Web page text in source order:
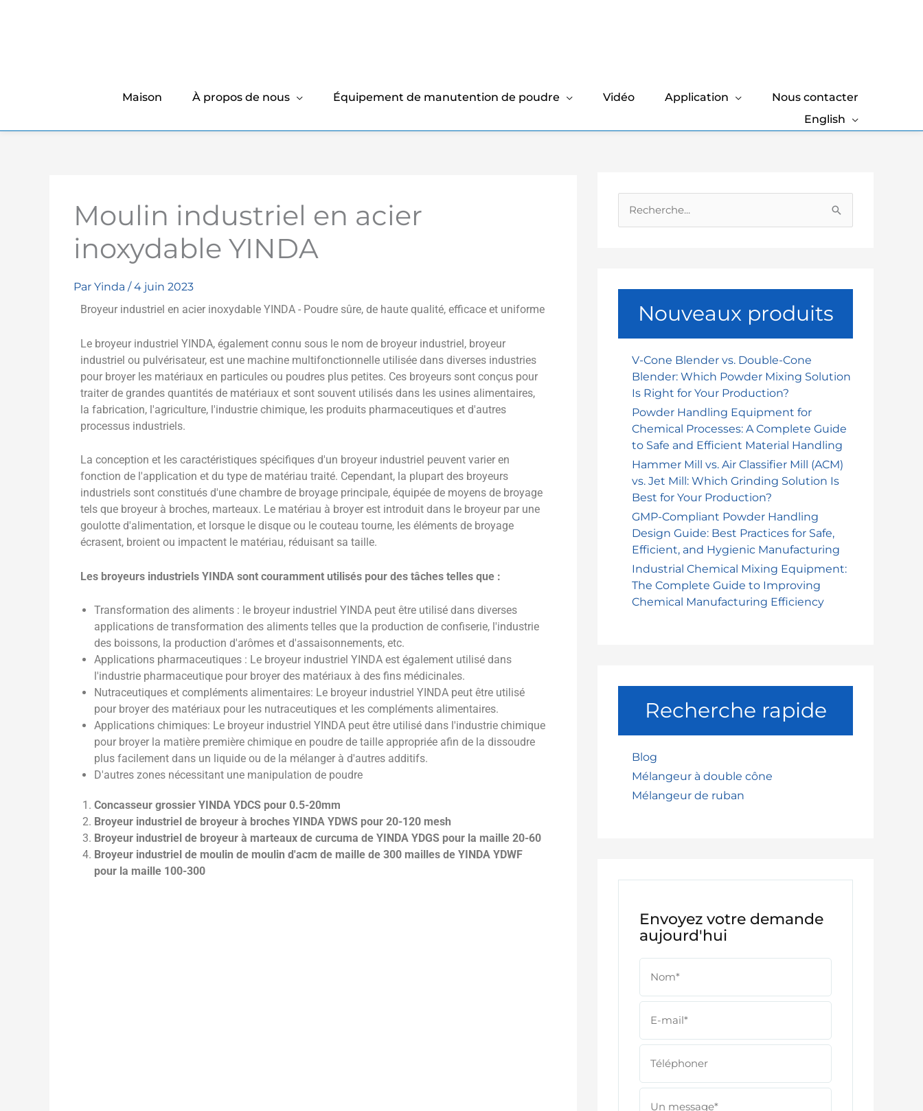
Maison À propos de nous Équipement de manutention de poudre Vidéo Application
Nous contacter
English
Moulin industriel en acier
inoxydable YINDA
Par Yinda /4 juin 2023
Broyeur industriel en acier inoxydable YINDA - Poudre sûre, de haute qualité, efficace et uniforme
Le broyeur industriel YINDA, également connu sous le nom de broyeur industriel, broyeur
industriel ou pulvérisateur, est une machine multifonctionnelle utilisée dans diverses industries
pour broyer les matériaux en particules ou poudres plus petites. Ces broyeurs sont conçus pour
traiter de grandes quantités de matériaux et sont souvent utilisés dans les usines alimentaires,
la fabrication, l'agriculture, l'industrie chimique, les produits pharmaceutiques et d'autres
processus industriels.
La conception et les caractéristiques spécifiques d'un broyeur industriel peuvent varier en
fonction de l'application et du type de matériau traité. Cependant, la plupart des broyeurs
industriels sont constitués d'une chambre de broyage principale, équipée de moyens de broyage
tels que broyeur à broches, marteaux. Le matériau à broyer est introduit dans le broyeur par une
goulotte d'alimentation, et lorsque le disque ou le couteau tourne, les éléments de broyage
écrasent, broient ou impactent le matériau, réduisant sa taille.
Les broyeurs industriels YINDA sont couramment utilisés pour des tâches telles que :
Transformation des aliments : le broyeur industriel YINDA peut être utilisé dans diverses
applications de transformation des aliments telles que la production de confiserie, l'industrie
des boissons, la production d'arômes et d'assaisonnements, etc.
Applications pharmaceutiques : Le broyeur industriel YINDA est également utilisé dans
l'industrie pharmaceutique pour broyer des matériaux à des fins médicinales.
Nutraceutiques et compléments alimentaires: Le broyeur industriel YINDA peut être utilisé
pour broyer des matériaux pour les nutraceutiques et les compléments alimentaires.
Applications chimiques: Le broyeur industriel YINDA peut être utilisé dans l'industrie chimique
pour broyer la matière première chimique en poudre de taille appropriée afin de la dissoudre
plus facilement dans un liquide ou de la mélanger à d'autres additifs.
D'autres zones nécessitant une manipulation de poudre
Concasseur grossier YINDA YDCS pour 0.5-20mm
Broyeur industriel de broyeur à broches YINDA YDWS pour 20-120 mesh
Broyeur industriel de broyeur à marteaux de curcuma de YINDA YDGS pour la maille 20-60
Broyeur industriel de moulin de moulin d'acm de maille de 300 mailles de YINDA YDWF
pour la maille 100-300
c
Nouveaux produits
V-Cone Blender vs. Double-Cone
Blender: Which Powder Mixing Solution
Is Right for Your Production?
Powder Handling Equipment for
Chemical Processes: A Complete Guide
to Safe and Efficient Material Handling
Hammer Mill vs. Air Classifier Mill (ACM)
vs. Jet Mill: Which Grinding Solution Is
Best for Your Production?
GMP-Compliant Powder Handling
Design Guide: Best Practices for Safe,
Efficient, and Hygienic Manufacturing
Industrial Chemical Mixing Equipment:
The Complete Guide to Improving
Chemical Manufacturing Efficiency
Recherche rapide
Blog
Mélangeur à double cône
Mélangeur de ruban
Envoyez votre demande
aujourd'hui